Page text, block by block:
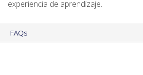
experiencia de aprendizaje.
FAQs